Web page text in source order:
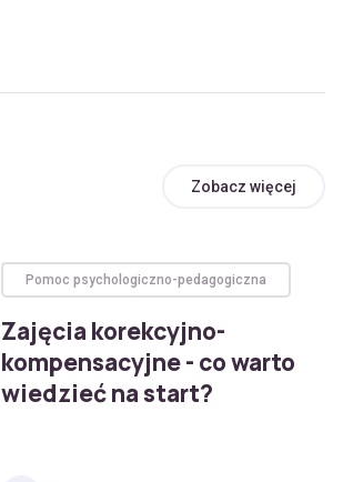
Zobacz więcej
Pomoc psychologiczno-pedagogiczna
Zajęcia korekcyjno-
kompensacyjne - co warto
wiedzieć na start?